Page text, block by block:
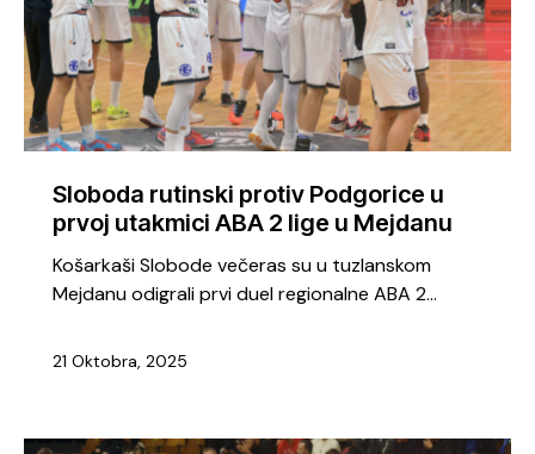
Sloboda rutinski protiv Podgorice u
prvoj utakmici ABA 2 lige u Mejdanu
Košarkaši Slobode večeras su u tuzlanskom
Mejdanu odigrali prvi duel regionalne ABA 2…
21 Oktobra, 2025